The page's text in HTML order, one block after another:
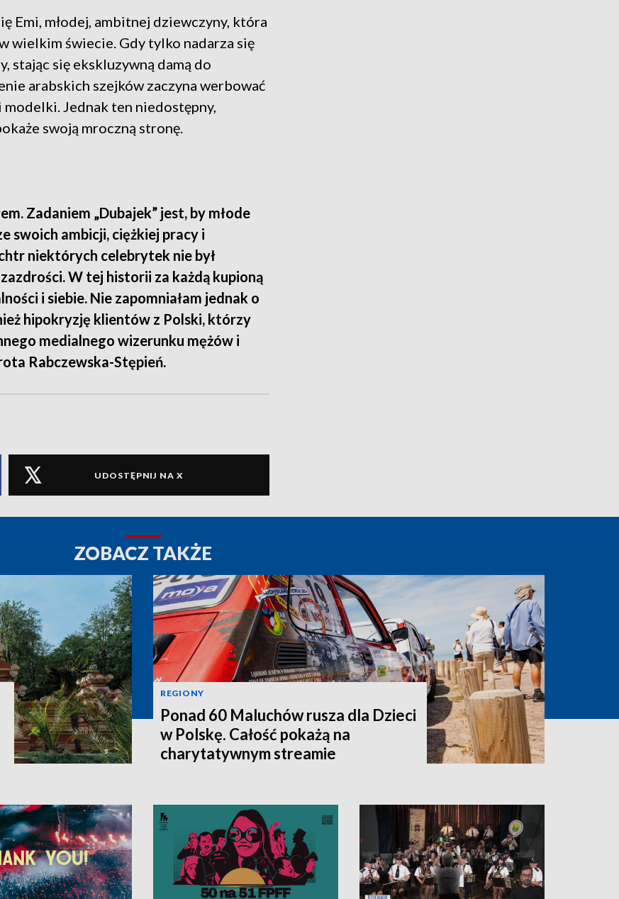
Emi, młodej, ambitnej dziewczyny, która
wielkim świecie. Gdy tylko nadarza się
stając się ekskluzywną damą do
arabskich szejków zaczyna werbować
Jednak ten niedostępny,
swoją mroczną stronę.
Zadaniem „Dubajek” jest, by młode
swoich ambicji, ciężkiej pracy i
niektórych celebrytek nie był
W tej historii za każdą kupioną
i siebie. Nie zapomniałam jednak o
hipokryzję klientów z Polski, którzy
medialnego wizerunku mężów i
Rabczewska-Stępień.
UDOSTĘPNIJ NA X
ZOBACZ TAKŻE
REGIONY
Ponad 60 Maluchów rusza dla Dzieci
w Polskę. Całość pokażą na
charytatywnym streamie